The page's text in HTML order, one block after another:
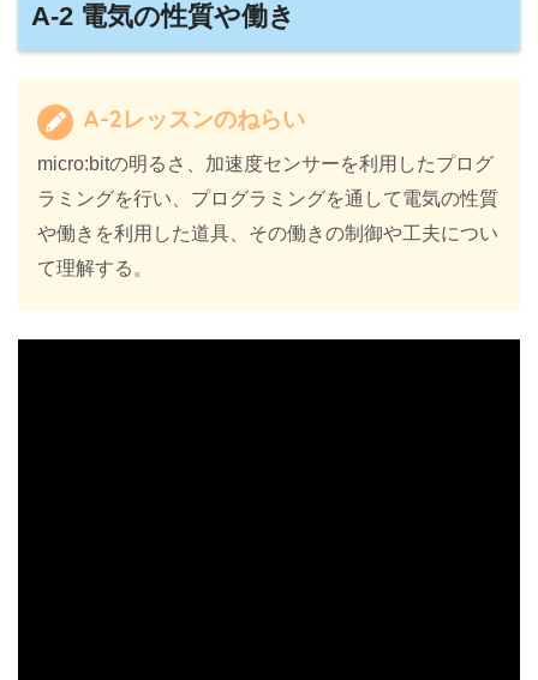
A-2 電気の性質や働き
A-2レッスンのねらい
micro:bitの明るさ、加速度センサーを利用したプログ
ラミングを行い、プログラミングを通して電気の性質
や働きを利用した道具、その働きの制御や工夫につい
て理解する。